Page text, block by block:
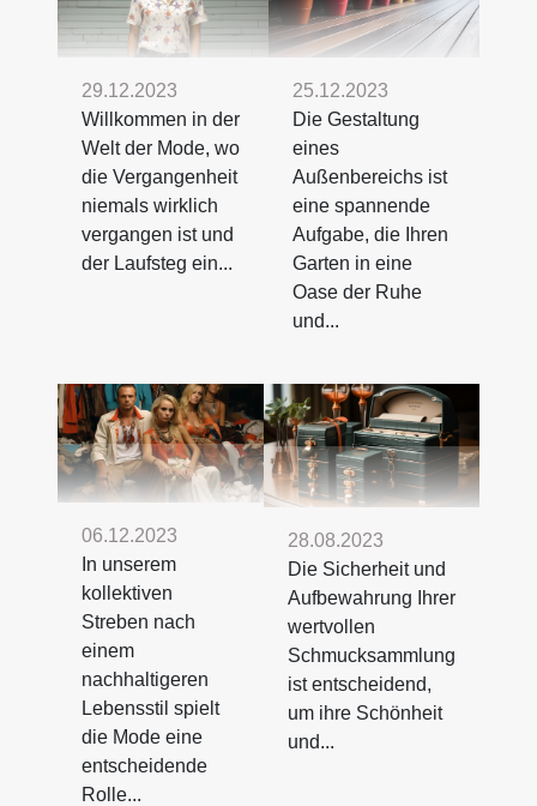
29.12.2023
Willkommen in der
Welt der Mode, wo
die Vergangenheit
niemals wirklich
vergangen ist und
der Laufsteg ein...
25.12.2023
Die Gestaltung
eines
Außenbereichs ist
eine spannende
Aufgabe, die Ihren
Garten in eine
Oase der Ruhe
und...
06.12.2023
In unserem
kollektiven
Streben nach
einem
nachhaltigeren
Lebensstil spielt
die Mode eine
entscheidende
Rolle...
28.08.2023
Die Sicherheit und
Aufbewahrung Ihrer
wertvollen
Schmucksammlung
ist entscheidend,
um ihre Schönheit
und...